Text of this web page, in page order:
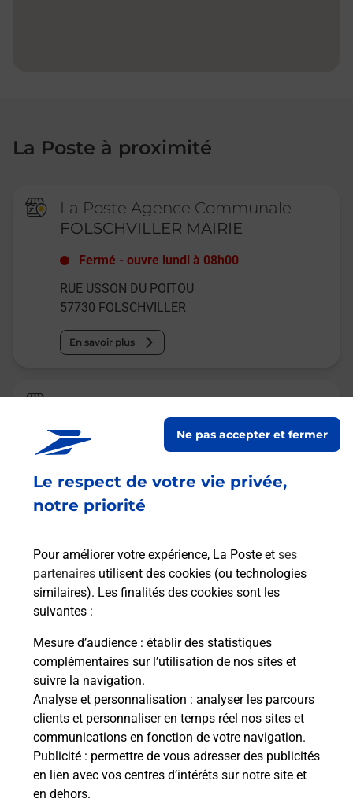
Le respect de votre vie privée,
notre priorité
Pour améliorer votre expérience, La Poste et ses
partenaires utilisent des cookies (ou technologies
similaires). Les finalités des cookies sont les
suivantes :
Mesure d’audience : établir des statistiques
complémentaires sur l’utilisation de nos sites et
suivre la navigation.
Analyse et personnalisation : analyser les parcours
clients et personnaliser en temps réel nos sites et
communications en fonction de votre navigation.
Publicité : permettre de vous adresser des publicités
en lien avec vos centres d’intérêts sur notre site et
en dehors.
Ne pas accepter et fermer
La Poste à proximité
La Poste Agence Communale
FOLSCHVILLER MAIRIE
Fermé -ouvre lundi à 08h00
RUE USSON DU POITOU
57730 FOLSCHVILLER
En savoir plus
Relais Pickup
ouvre mardi à 09h30
PLACE DU MARCHE
57730 FOLSCHVILLER
Malin !
La Poste
en ligne
Ouvert 24h/24
En savoir plus